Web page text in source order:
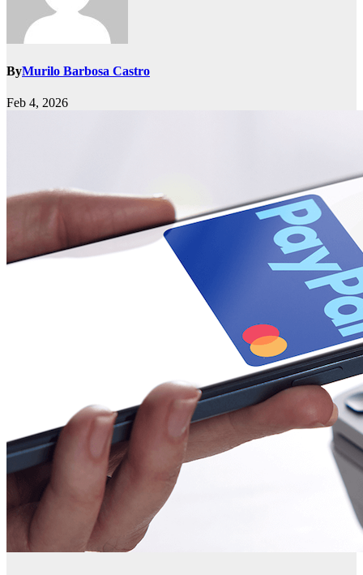
ByMurilo Barbosa Castro
Feb 4, 2026